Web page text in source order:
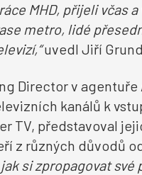
MHD, přijeli včas
metro, lidé
uvedl Jiří
Director v
kanálů k
TV, představoval
z různých důvodů
si zpropagovat